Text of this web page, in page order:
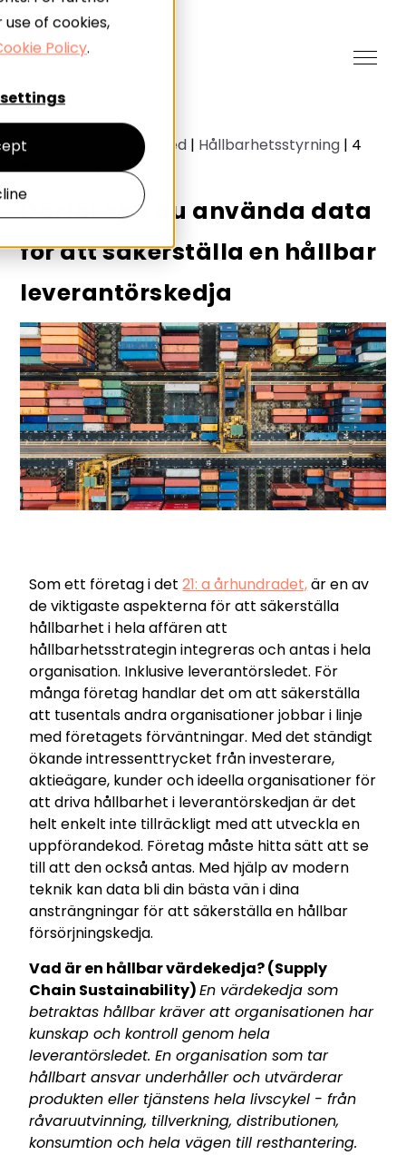
of cookies,
Policy.
Hållbart leverantörsled | Hållbarhetsstyrning | 4
min läsning
Därför ska du använda data
för att säkerställa en hållbar
leverantörskedja
Som ett företag i det21: a århundradet,är en av
de viktigaste aspekterna för att säkerställa
hållbarhet i hela affären att
hållbarhetsstrategin integreras och antas i hela
organisation. Inklusive leverantörsledet. För
många företag handlar det om att säkerställa
att tusentals andra organisationer jobbar i linje
med företagets förväntningar. Med det ständigt
ökande intressenttrycket från investerare,
aktieägare, kunder och ideella organisationer för
att driva hållbarhet i leverantörskedjan är det
helt enkelt inte tillräckligt med att utveckla en
uppförandekod. Företag måste hitta sätt att se
till att den också antas. Med hjälp av modern
teknik kan data bli din bästa vän i dina
ansträngningar för att säkerställa en hållbar
försörjningskedja.
Vad är en hållbar värdekedja? (Supply
Chain Sustainability)En värdekedja som
betraktas hållbar kräver att organisationen har
kunskap och kontroll genom hela
leverantörsledet. En organisation som tar
hållbart ansvar underhåller och utvärderar
produkten eller tjänstens hela livscykel - från
råvaruutvinning, tillverkning, distributionen,
konsumtion och hela vägen till resthantering.